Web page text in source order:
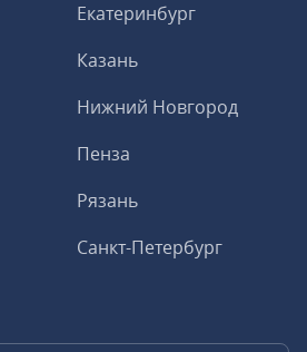
Екатеринбург
Казань
Нижний Новгород
Пенза
Рязань
Санкт-Петербург